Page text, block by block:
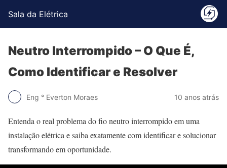
Sala da Elétrica
Neutro Interrompido – O Que É,
Como Identificar e Resolver
Eng ° Everton Moraes 10 anos atrás
Entenda o real problema do fio neutro interrompido em uma
instalação elétrica e saiba exatamente com identificar e solucionar
transformando em oportunidade.